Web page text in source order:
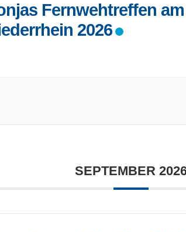
Fernwehtreffen am
2026
SEPTEMBER